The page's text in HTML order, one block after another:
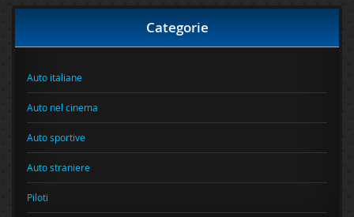
Categorie
Auto italiane
Auto nel cinema
Auto sportive
Auto straniere
Piloti